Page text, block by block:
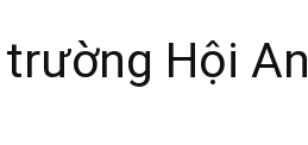
Hội An